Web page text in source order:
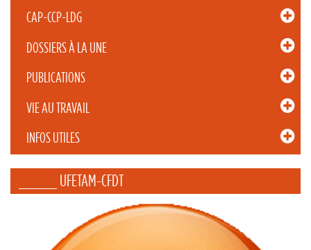
CAP-CCP-LDG
DOSSIERS À LA UNE
PUBLICATIONS
VIE AU TRAVAIL
INFOS UTILES
_____ UFETAM-CFDT